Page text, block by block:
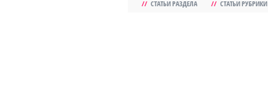
// СТАТЬИ РАЗДЕЛА // СТАТЬИ РУБРИКИ